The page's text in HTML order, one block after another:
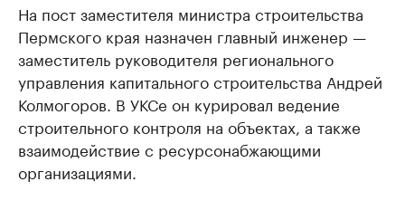
На пост заместителя министра строительства
Пермского края назначен главный инженер —
заместитель руководителя регионального
управления капитального строительства Андрей
Колмогоров. В УКСе он курировал ведение
строительного контроля на объектах, а также
взаимодействие с ресурсонабжающими
организациями.